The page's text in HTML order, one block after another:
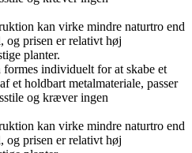
kan virke mindre naturtro end
og prisen er relativt høj
planter.
individuelt for at skabe et
et holdbart metalmateriale, passer
og kræver ingen
kan virke mindre naturtro end
og prisen er relativt høj